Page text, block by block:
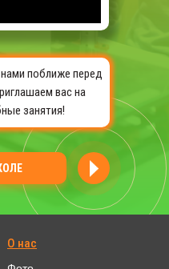
поближе перед
вас на
занятия!
О нас